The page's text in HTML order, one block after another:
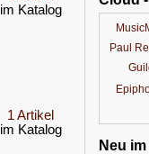
im Katalog
1 Artikel
im Katalog
Paul
Neu